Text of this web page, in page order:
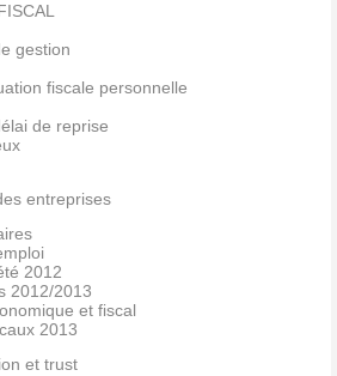
gestion
fiscale personnelle
de reprise
entreprises
2012
2012/2013
et fiscal
2013
et trust